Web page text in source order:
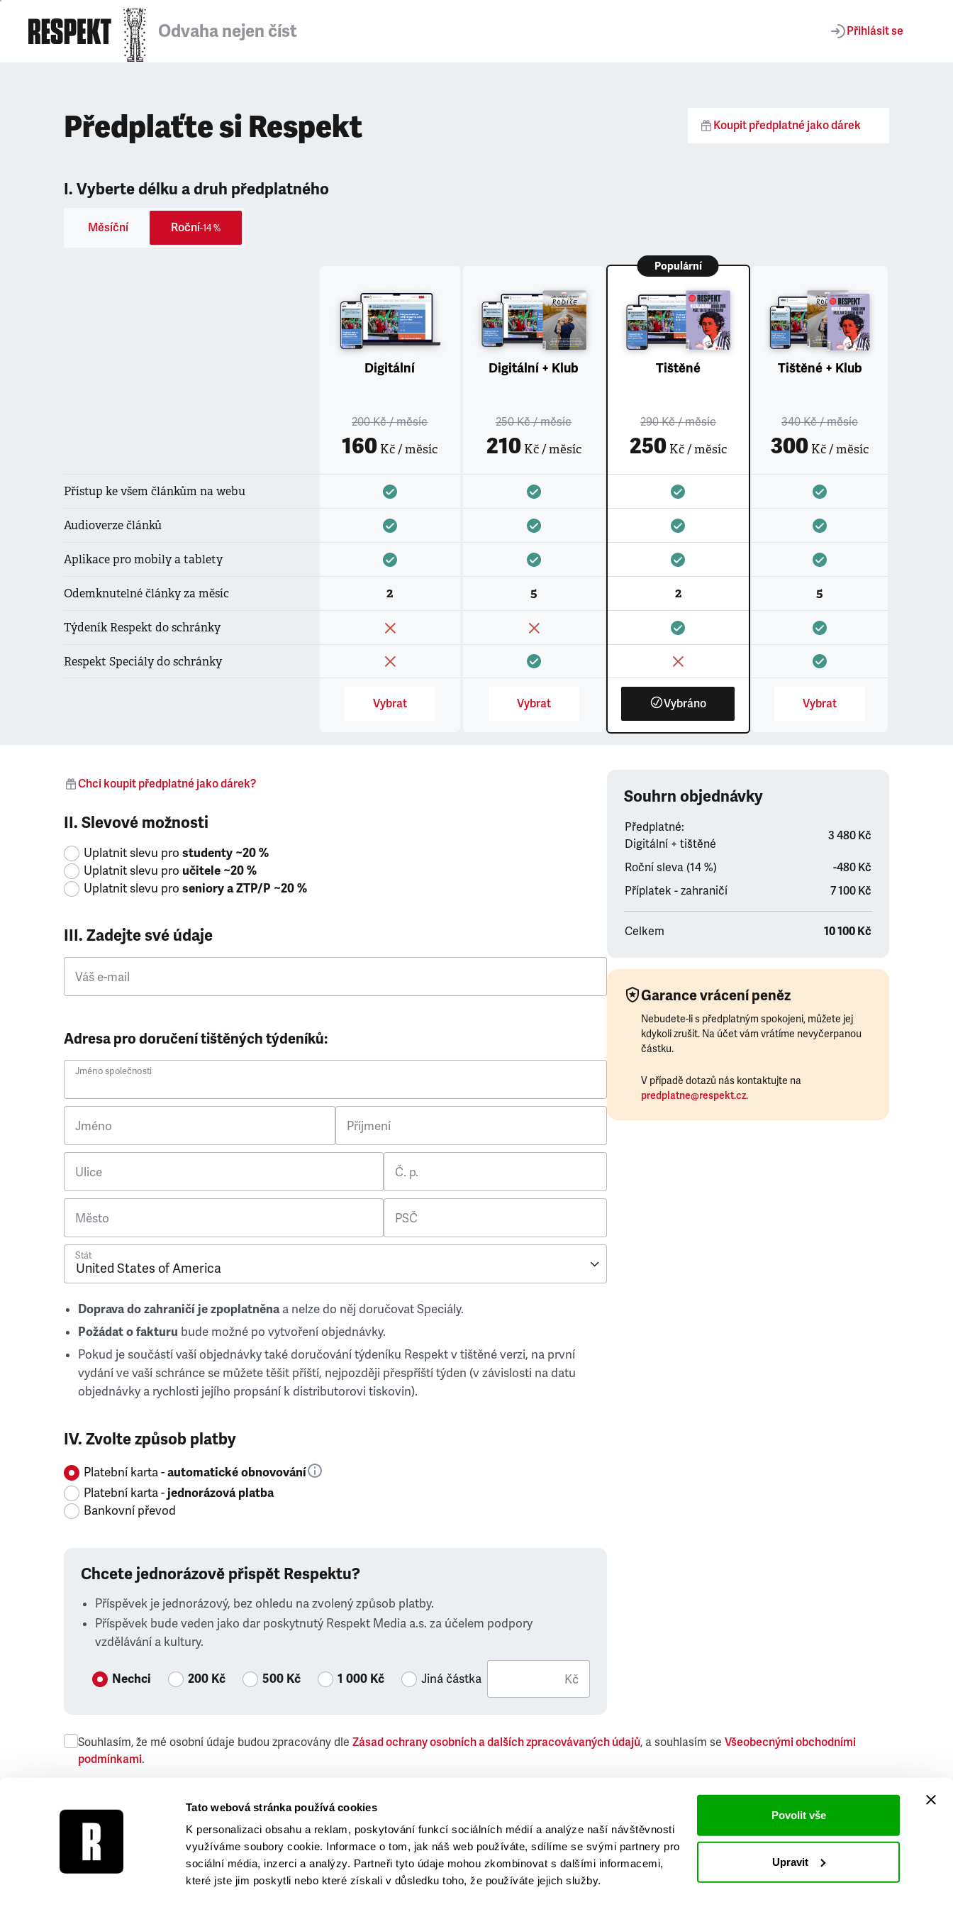
Tato webová stránka používá cookies
K personalizaci obsahu a reklam, poskytování funkcí sociálních médií a analýze naší návštěvnosti
využíváme soubory cookie. Informace o tom, jak náš web používáte, sdílíme se svými partnery pro
sociální média, inzerci a analýzy. Partneři tyto údaje mohou zkombinovat s dalšími informacemi,
které jste jim poskytli nebo které získali v důsledku toho, že používáte jejich služby.
Povolit vše
Upravit
Odvaha nejen číst Přihlásit se
Předplaťte si Respekt Koupit předplatné jako dárek
I. Vyberte délku a druh předplatného
Měsíční Roční-14 %
Přístup ke všem článkům na webu
Audioverze článků
Aplikace pro mobily a tablety
Odemknutelné články za měsíc
Týdeník Respekt do schránky
Respekt Speciály do schránky
Digitální
200 Kč/ měsíc
160 Kč / měsíc
2
Vybrat
Digitální + Klub
250 Kč/ měsíc
210Kč / měsíc
5
Vybrat
Populární
Tištěné
290 Kč/ měsíc
250Kč / měsíc
2
Vybráno
Tištěné + Klub
340 Kč/ měsíc
300 Kč / měsíc
5
Vybrat
Chci koupit předplatné jako dárek?
II. Slevové možnosti
Uplatnit slevu pro studenty ~20 %
Uplatnit slevu pro učitele ~20 %
Uplatnit slevu pro seniory a ZTP/P ~20 %
III. Zadejte své údaje
Váš e-mail
Adresa pro doručení tištěných týdeníků:
Jméno společnosti
Jméno Příjmení
Ulice Č. p.
Město PSČ
Stát
Doprava do zahraničí je zpoplatněnaa nelze do něj doručovat Speciály.
Požádat o fakturu bude možné po vytvoření objednávky.
Pokud je součástí vaší objednávky také doručování týdeníku Respekt v tištěné verzi, na první
vydání ve vaší schránce se můžete těšit příští, nejpozději přespříští týden (v závislosti na datu
objednávky a rychlosti jejího propsání k distributorovi tiskovin).
IV. Zvolte způsob platby
Platební karta -automatické obnovování
Platební karta -jednorázová platba
Bankovní převod
Chcete jednorázově přispět Respektu?
Příspěvek je jednorázový, bez ohledu na zvolený způsob platby.
Příspěvek bude veden jako dar poskytnutý Respekt Media a.s. za účelem podpory
vzdělávání a kultury.
Nechci 200 Kč 500 Kč 1 000 Kč Jiná částka Kč
Souhrn objednávky
Předplatné:
Digitální + tištěné
3 480 Kč
Roční sleva (14 %)
-480 Kč
Příplatek - zahraničí
7 100 Kč
Celkem 10 100 Kč
Garance vrácení peněz
Nebudete-li s předplatným spokojeni, můžete jej
kdykoli zrušit. Na účet vám vrátíme nevyčerpanou
částku.
V případě dotazů nás kontaktujte na
predplatne@respekt.cz.
Souhlasím, že mé osobní údaje budou zpracovány dle Zásad ochrany osobních a dalších zpracovávaných údajů, a souhlasím se Všeobecnými obchodními
podmínkami.